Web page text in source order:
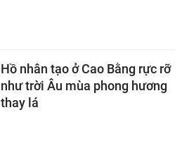
Hồ nhân tạo ở Cao Bằng rực rỡ
như trời Âu mùa phong hương
thay lá